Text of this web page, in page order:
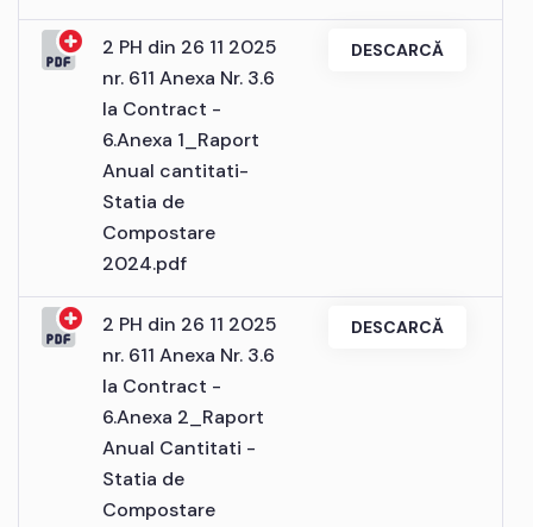
2 PH din 26 11 2025
nr. 611 Anexa Nr. 3.6
la Contract -
6.Anexa 1_Raport
Anual cantitati-
Statia de
Compostare
2024.pdf
DESCARCĂ
2 PH din 26 11 2025
nr. 611 Anexa Nr. 3.6
la Contract -
6.Anexa 2_Raport
Anual Cantitati -
Statia de
Compostare
DESCARCĂ